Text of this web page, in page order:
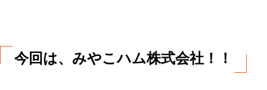
今回は、みやこハム株式会社！！